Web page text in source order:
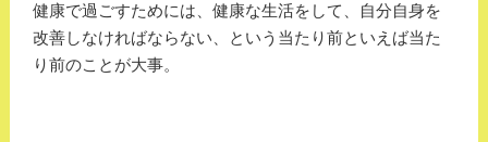
健康で過ごすためには、健康な生活をして、自分自身を
改善しなければならない、という当たり前といえば当た
り前のことが大事。